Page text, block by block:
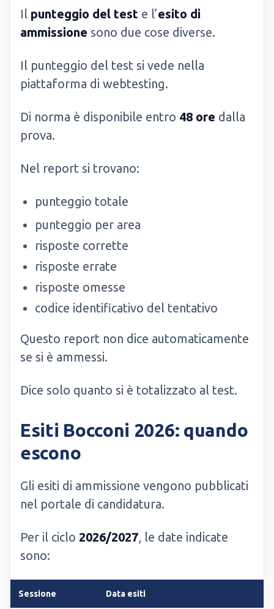
Il punteggio del test e l’esito di
ammissione sono due cose diverse.
Il punteggio del test si vede nella
piattaforma di webtesting.
Di norma è disponibile entro 48 ore dalla
prova.
Nel report si trovano:
punteggio totale
punteggio per area
risposte corrette
risposte errate
risposte omesse
codice identificativo del tentativo
Questo report non dice automaticamente
se si è ammessi.
Dice solo quanto si è totalizzato al test.
Esiti Bocconi 2026: quando
escono
Gli esiti di ammissione vengono pubblicati
nel portale di candidatura.
Per il ciclo 2026/2027, le date indicate
sono:
Sessione Data esiti